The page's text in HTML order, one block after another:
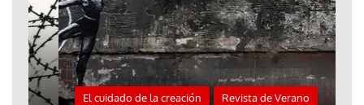
El cuidado de la creación Revista de Verano